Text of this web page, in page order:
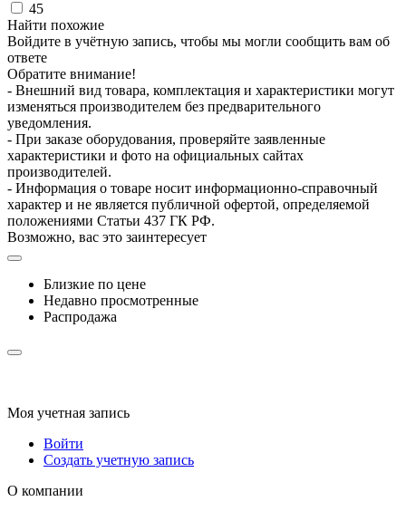
45
Найти похожие
Войдите в учётную запись, чтобы мы могли сообщить вам об
ответе
Обратите внимание!
- Внешний вид товара, комплектация и характеристики могут
изменяться производителем без предварительного
уведомления.
- При заказе оборудования, проверяйте заявленные
характеристики и фото на официальных сайтах
производителей.
- Информация о товаре носит информационно-справочный
характер и не является публичной офертой, определяемой
положениями Статьи 437 ГК РФ.
Возможно, вас это заинтересует
Близкие по цене
Недавно просмотренные
Распродажа
Моя учетная запись
Войти
Создать учетную запись
О компании